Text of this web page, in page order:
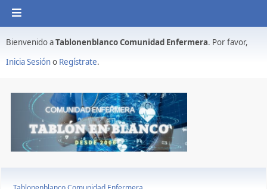
Bienvenido aTablonenblanco Comunidad Enfermera. Por favor,
Inicia Sesióno Regístrate.